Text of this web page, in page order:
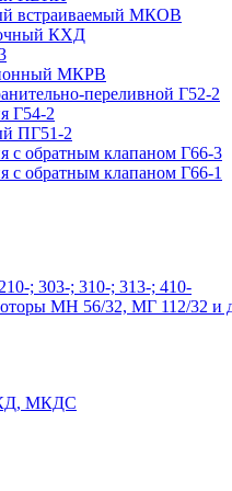
встраиваемый МКОВ
КХД
МКРВ
переливной Г52-2
Г54-2
ПГ51-2
с обратным клапаном Г66-3
с обратным клапаном Г66-1
; 303-; 310-; 313-; 410-
МН 56/32, МГ 112/32 и
МКДС